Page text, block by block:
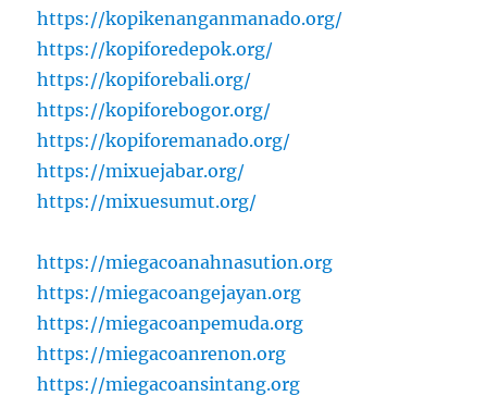
https://kopikenanganmanado.org/
https://kopiforedepok.org/
https://kopiforebali.org/
https://kopiforebogor.org/
https://kopiforemanado.org/
https://mixuejabar.org/
https://mixuesumut.org/
https://miegacoanahnasution.org
https://miegacoangejayan.org
https://miegacoanpemuda.org
https://miegacoanrenon.org
https://miegacoansintang.org